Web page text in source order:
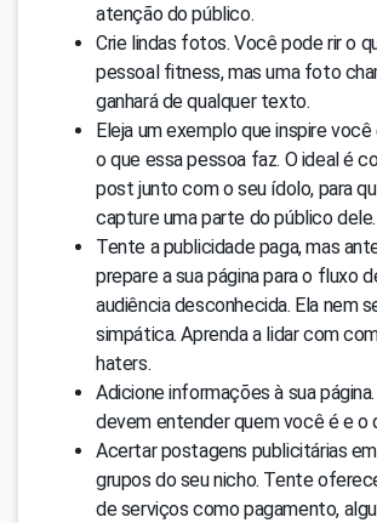
atenção do público.
Crie lindas fotos. Você pode rir o
pessoal fitness, mas uma foto
ganhará de qualquer texto.
Eleja um exemplo que inspire
o que essa pessoa faz. O ideal é
post junto com o seu ídolo, para
capture uma parte do público dele.
Tente a publicidade paga, mas
prepare a sua página para o fluxo
audiência desconhecida. Ela nem
simpática. Aprenda a lidar com
haters.
Adicione informações à sua
devem entender quem você é e o
Acertar postagens publicitárias
grupos do seu nicho. Tente
de serviços como pagamento,